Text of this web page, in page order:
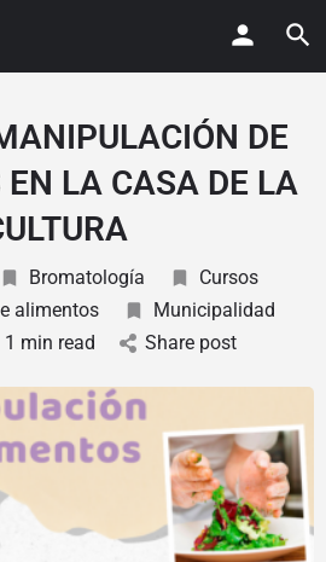
DE
LA CASA DE LA
Bromatología
Cursos
alimentos
Municipalidad
1 min read Share post